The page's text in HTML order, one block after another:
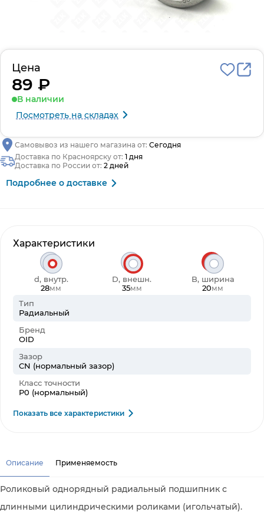
Характеристики
d, внутр.
28мм
D, внешн.
35мм
B, ширина
20мм
Тип
Радиальный
Бренд
OID
Зазор
CN (нормальный зазор)
Класс точности
P0 (нормальный)
Показать все характеристики
Цена
89 ₽
В наличии
Посмотреть на складах
Самовывоз из нашего магазина от: Сегодня
Доставка по Красноярску от: 1 дня
Доставка по России от: 2 дней
Подробнее о доставке
Описание Применяемость
Роликовый однорядный радиальный подшипник с
длинными цилиндрическими роликами (игольчатый).